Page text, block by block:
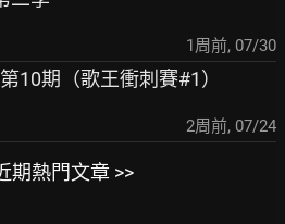
1周前, 07/30
10期（歌王衝刺賽#1）
2周前, 07/24
期熱門文章 >>